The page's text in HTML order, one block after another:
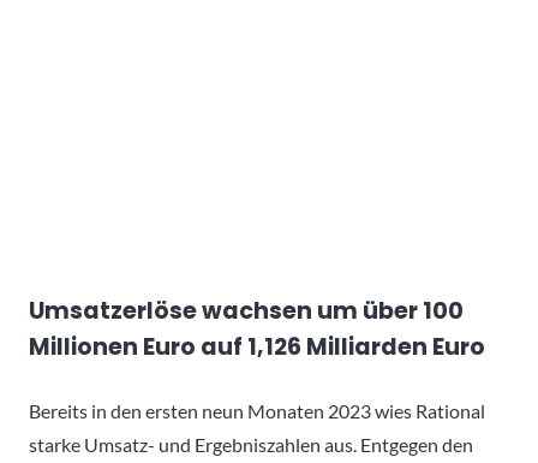
Umsatzerlöse wachsen um über 100
Millionen Euro auf 1,126 Milliarden Euro
Bereits in den ersten neun Monaten 2023 wies Rational
starke Umsatz- und Ergebniszahlen aus. Entgegen den